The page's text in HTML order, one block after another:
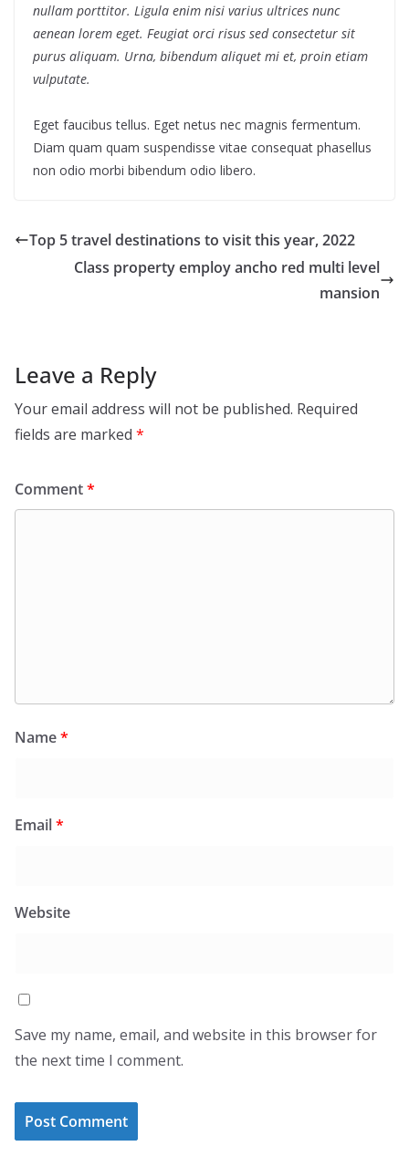
nullam porttitor. Ligula enim nisi varius ultrices nunc
aenean lorem eget. Feugiat orci risus sed consectetur sit
purus aliquam. Urna, bibendum aliquet mi et, proin etiam
vulputate.
Eget faucibus tellus. Eget netus nec magnis fermentum.
Diam quam quam suspendisse vitae consequat phasellus
non odio morbi bibendum odio libero.
Top 5 travel destinations to visit this year, 2022
Class property employ ancho red multi level
mansion
Leave a Reply
Your email address will not be published. Required
fields are marked *
Comment*
Name*
Email*
Website
Save my name, email, and website in this browser for
the next time I comment.